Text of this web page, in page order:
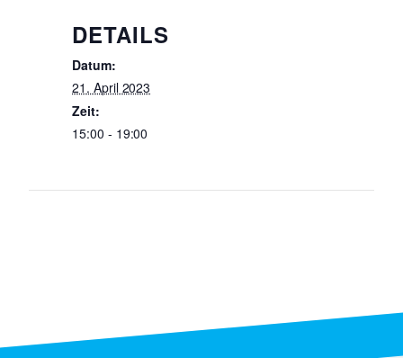
DETAILS
Datum:
21. April 2023
Zeit:
15:00 - 19:00